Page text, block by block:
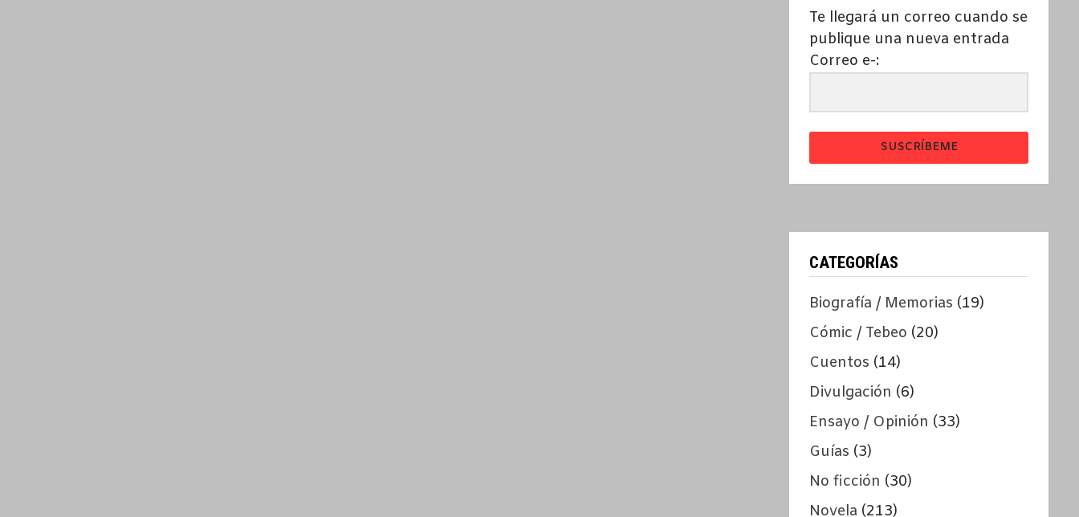
Te llegará un correo cuando se
publique una nueva entrada
Correo e-:
SUSCRÍBEME
CATEGORÍAS
Biografía / Memorias (19)
Cómic / Tebeo (20)
Cuentos (14)
Divulgación (6)
Ensayo / Opinión (33)
Guías (3)
No ficción (30)
Novela (213)